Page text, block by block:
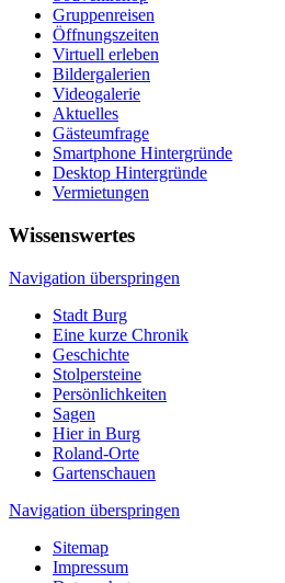
Gruppenreisen
Öffnungszeiten
Virtuell erleben
Bildergalerien
Videogalerie
Aktuelles
Gästeumfrage
Smartphone Hintergründe
Desktop Hintergründe
Vermietungen
Wissenswertes
Navigation überspringen
Stadt Burg
Eine kurze Chronik
Geschichte
Stolpersteine
Persönlichkeiten
Sagen
Hier in Burg
Roland-Orte
Gartenschauen
Navigation überspringen
Sitemap
Impressum